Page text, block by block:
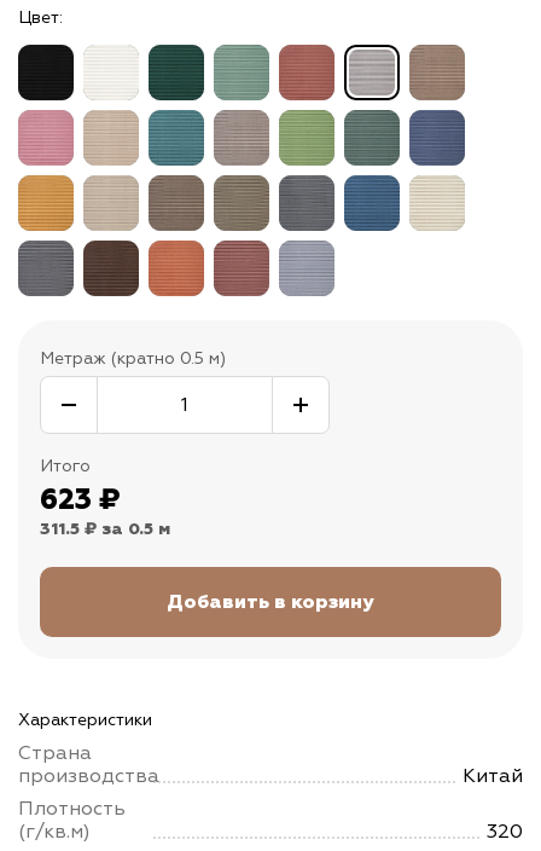
Цвет:
Метраж (кратно 0.5 м)
Итого
623 ₽
311.5 ₽ за 0.5 м
Характеристики
Страна
производства
Китай
Плотность
(г/кв.м)
320